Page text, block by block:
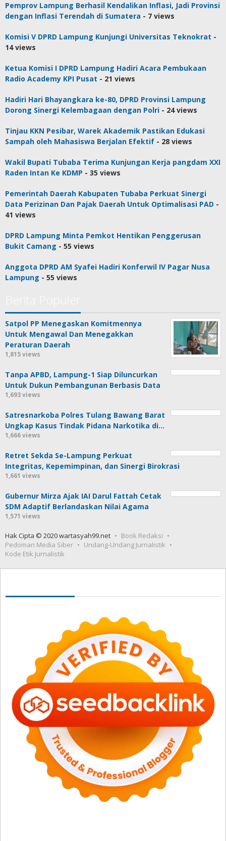
Pemprov Lampung Berhasil Kendalikan Inflasi, Jadi Provinsi
dengan Inflasi Terendah di Sumatera - 7 views
Komisi V DPRD Lampung Kunjungi Universitas Teknokrat -
14 views
Ketua Komisi I DPRD Lampung Hadiri Acara Pembukaan
Radio Academy KPI Pusat - 21 views
Hadiri Hari Bhayangkara ke-80, DPRD Provinsi Lampung
Dorong Sinergi Kelembagaan dengan Polri - 24 views
Tinjau KKN Pesibar, Warek Akademik Pastikan Edukasi
Sampah oleh Mahasiswa Berjalan Efektif - 28 views
Wakil Bupati Tubaba Terima Kunjungan Kerja pangdam XXI
Raden Intan Ke KDMP - 35 views
Pemerintah Daerah Kabupaten Tubaba Perkuat Sinergi
Data Perizinan Dan Pajak Daerah Untuk Optimalisasi PAD -
41 views
DPRD Lampung Minta Pemkot Hentikan Penggerusan
Bukit Camang - 55 views
Anggota DPRD AM Syafei Hadiri Konferwil IV Pagar Nusa
Lampung - 55 views
Satpol PP Menegaskan Komitmennya
Untuk Mengawal Dan Menegakkan
Peraturan Daerah
1,815 views
Tanpa APBD, Lampung-1 Siap Diluncurkan
Untuk Dukun Pembangunan Berbasis Data
1,693 views
Satresnarkoba Polres Tulang Bawang Barat
Ungkap Kasus Tindak Pidana Narkotika di…
1,666 views
Retret Sekda Se-Lampung Perkuat
Integritas, Kepemimpinan, dan Sinergi Birokrasi
1,661 views
Gubernur Mirza Ajak IAI Darul Fattah Cetak
SDM Adaptif Berlandaskan Nilai Agama
1,571 views
Hak Cipta © 2020 wartasyah99.net
Book Redaksi
Pedoman Media Siber
Undang-Undang Jurnalistik
Kode Etik Jurnalistik